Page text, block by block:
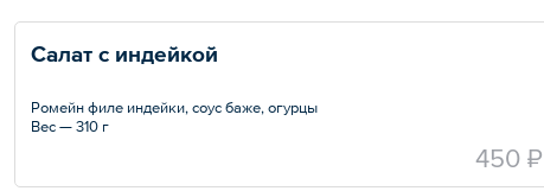
Салат с индейкой
Ромейн филе индейки, соус баже, огурцы
Вес — 310 г
450 ₽